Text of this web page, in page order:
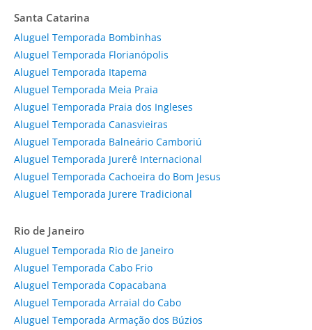
Santa Catarina
Aluguel Temporada Bombinhas
Aluguel Temporada Florianópolis
Aluguel Temporada Itapema
Aluguel Temporada Meia Praia
Aluguel Temporada Praia dos Ingleses
Aluguel Temporada Canasvieiras
Aluguel Temporada Balneário Camboriú
Aluguel Temporada Jurerê Internacional
Aluguel Temporada Cachoeira do Bom Jesus
Aluguel Temporada Jurere Tradicional
Rio de Janeiro
Aluguel Temporada Rio de Janeiro
Aluguel Temporada Cabo Frio
Aluguel Temporada Copacabana
Aluguel Temporada Arraial do Cabo
Aluguel Temporada Armação dos Búzios